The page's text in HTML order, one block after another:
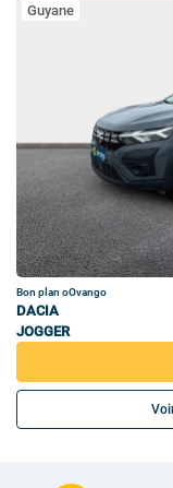
Guyane
Bon plan oOvango
DACIA
JOGGER